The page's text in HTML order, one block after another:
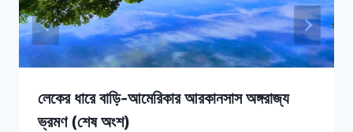
লেকের ধারে বাড়ি-আমেরিকার আরকানসাস অঙ্গরাজ্য
ভ্রমণ (শেষ অংশ)